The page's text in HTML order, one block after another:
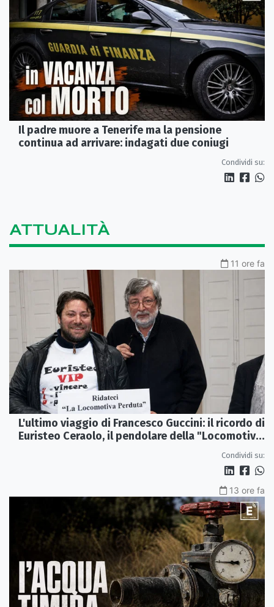
Il padre muore a Tenerife ma la pensione
continua ad arrivare: indagati due coniugi
Condividi su:
ATTUALITÀ
11 ore fa
L'ultimo viaggio di Francesco Guccini: il ricordo di
Euristeo Ceraolo, il pendolare della "Locomotiva
Condividi su:
13 ore fa